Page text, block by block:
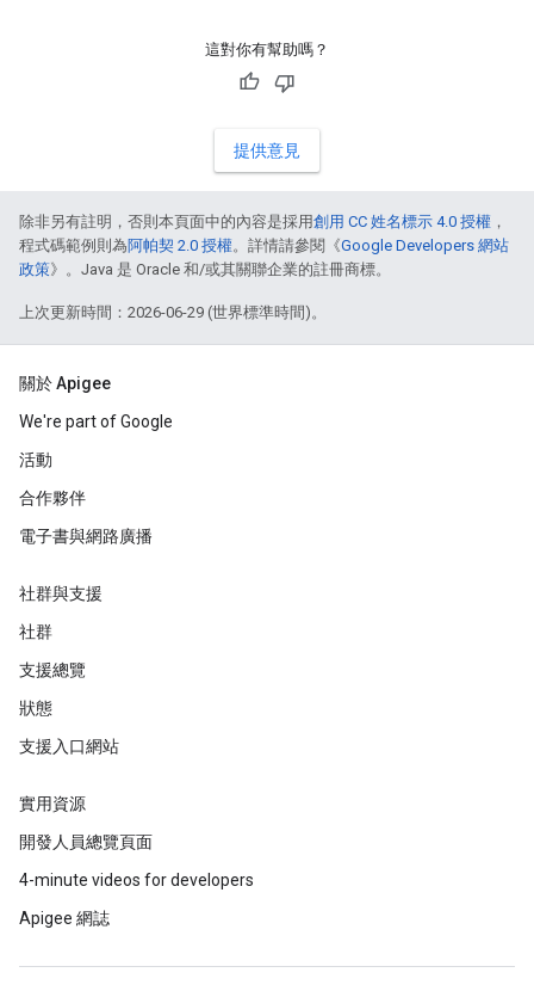
這對你有幫助嗎？
提供意見
除非另有註明，否則本頁面中的內容是採用創用 CC 姓名標示 4.0 授權 ，
程式碼範例則為阿帕契 2.0 授權。詳情請參閱《Google Developers 網站
政策》。Java 是 Oracle 和/或其關聯企業的註冊商標。
上次更新時間：2026-06-29 (世界標準時間)。
關於 Apigee
We're part of Google
活動
合作夥伴
電子書與網路廣播
社群與支援
社群
支援總覽
狀態
支援入口網站
實用資源
開發人員總覽頁面
4-minute videos for developers
Apigee 網誌